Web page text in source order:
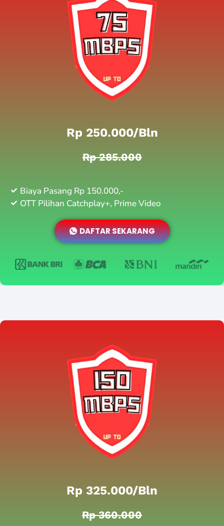
Rp 250.000/bln
Rp 285.000
Biaya Pasang Rp 150.000,-
OTT Pilihan Catchplay+, Prime Video
DAFTAR SEKARANG
Rp 325.000/bln
Rp 360.000